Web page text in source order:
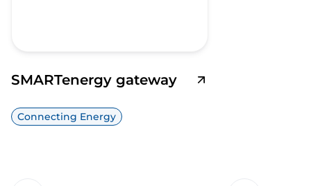
SMARTenergy gateway
Connecting Energy